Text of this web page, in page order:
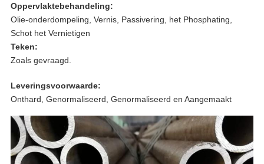
Oppervlaktebehandeling:
Olie-onderdompeling, Vernis, Passivering, het Phosphating,
Schot het Vernietigen
Teken:
Zoals gevraagd.
Leveringsvoorwaarde:
Onthard, Genormaliseerd, Genormaliseerd en Aangemaakt